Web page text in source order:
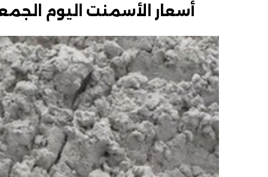
أسعار الأسمنت اليوم الجمعة 27 فبراير 2026 داخل